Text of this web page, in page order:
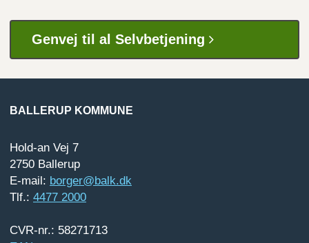
Genvej til al Selvbetjening
BALLERUP KOMMUNE
Hold-an Vej 7
2750 Ballerup
E-mail: borger@balk.dk
Tlf.: 4477 2000
CVR-nr.: 58271713